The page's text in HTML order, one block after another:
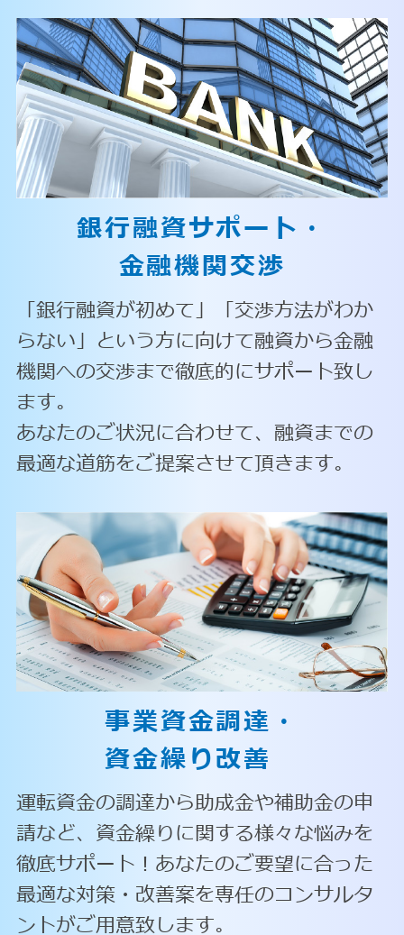
銀行融資サポート・
金融機関交渉
「銀行融資が初めて」「交渉方法がわか
らない」という方に向けて融資から金融
機関への交渉まで徹底的にサポート致し
ます。
あなたのご状況に合わせて、融資までの
最適な道筋をご提案させて頂きます。
事業資金調達・
資金繰り改善
運転資金の調達から助成金や補助金の申
請など、資金繰りに関する様々な悩みを
徹底サポート！あなたのご要望に合った
最適な対策・改善案を専任のコンサルタ
ントがご用意致します。